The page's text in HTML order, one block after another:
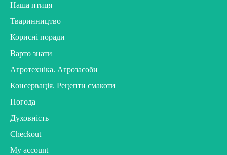
Наша птиця
Тваринництво
Корисні поради
Варто знати
Агротехніка. Агрозасоби
Консервація. Рецепти смакоти
Погода
Духовність
Checkout
My account